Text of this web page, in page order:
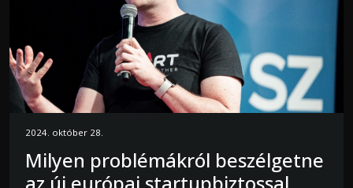
2024. október 28.
Milyen problémákról beszélgetne
az új európai startupbiztossal